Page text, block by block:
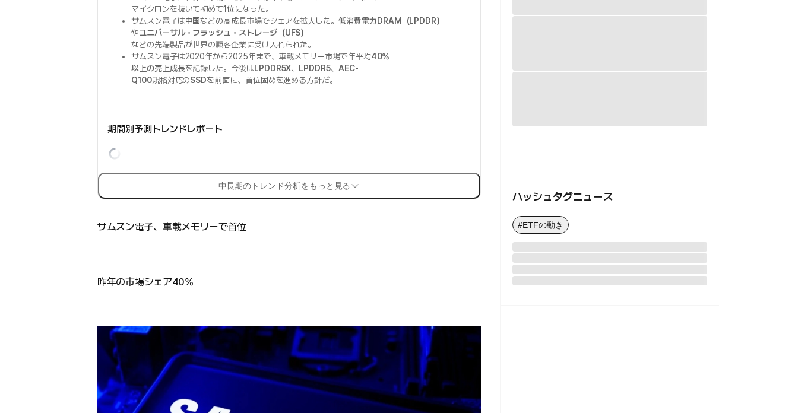
マイクロンを抜いて初めて1位になった。
サムスン電子は中国などの高成長市場でシェアを拡大した。低消費電力DRAM（LPDDR）
やユニバーサル・フラッシュ・ストレージ（UFS）
などの先端製品が世界の顧客企業に受け入れられた。
サムスン電子は2020年から2025年まで、車載メモリー市場で年平均40%
以上の売上成長を記録した。今後はLPDDR5X、 LPDDR5、 AEC-
Q100規格対応のSSDを前面に、首位固めを進める方針だ。
期間別予測トレンドレポート
中長期のトレンド分析をもっと見る
サムスン電子、車載メモリーで首位
昨年の市場シェア40%
ハッシュタグニュース
#ETFの動き